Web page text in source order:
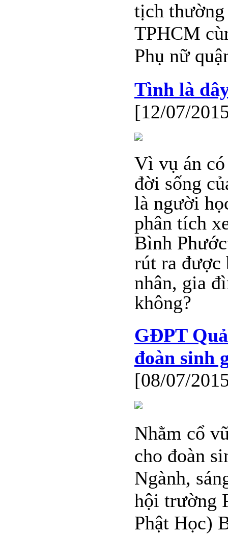
tịch
TPHCM
Phụ nữ
Tình là
[12/07/
Vì vụ án
đời sống
là người
phân tích
Bình
rút ra được
nhân, gia
không?
GĐPT
đoàn sinh
[08/07/
Nhằm cổ
cho đoàn
Ngành,
hội trường
Phật Học)